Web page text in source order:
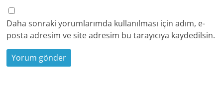
Daha sonraki yorumlarımda kullanılması için adım, e-
posta adresim ve site adresim bu tarayıcıya kaydedilsin.